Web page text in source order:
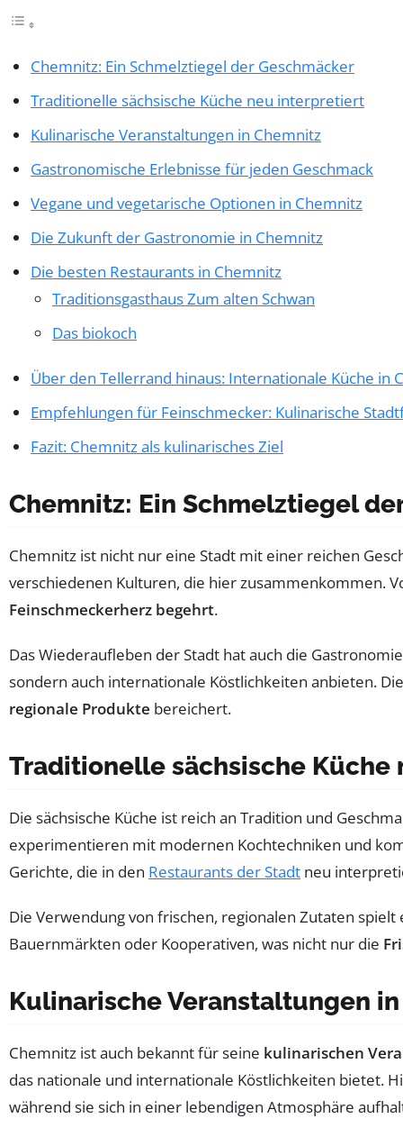
Chemnitz: Ein Schmelztiegel der Geschmäcker
Traditionelle sächsische Küche neu interpretiert
Kulinarische Veranstaltungen in Chemnitz
Gastronomische Erlebnisse für jeden Geschmack
Vegane und vegetarische Optionen in Chemnitz
Die Zukunft der Gastronomie in Chemnitz
Die besten Restaurants in Chemnitz
Traditionsgasthaus Zum alten Schwan
Das biokoch
Über den Tellerrand hinaus: Internationale Küche in
Empfehlungen für Feinschmecker: Kulinarische
Fazit: Chemnitz als kulinarisches Ziel
Chemnitz: Ein Schmelztiegel
Chemnitz ist nicht nur eine Stadt mit einer reichen
verschiedenen Kulturen, die hier zusammenkommen.
Feinschmeckerherz begehrt.
Das Wiederaufleben der Stadt hat auch die
sondern auch internationale Köstlichkeiten anbieten.
regionale Produkte bereichert.
Traditionelle sächsische
Die sächsische Küche ist reich an Tradition und
experimentieren mit modernen Kochtechniken und
Gerichte, die in den Restaurants der Stadt neu
Die Verwendung von frischen, regionalen Zutaten
Bauernmärkten oder Kooperativen, was nicht nur die
Kulinarische Veranstaltungen
Chemnitz ist auch bekannt für seine kulinarischen
das nationale und internationale Köstlichkeiten bietet.
während sie sich in einer lebendigen Atmosphäre